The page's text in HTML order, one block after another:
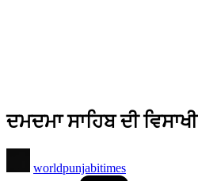
ਦਮਦਮਾ ਸਾਹਿਬ ਦੀ ਵਿਸਾਖੀ
worldpunjabitimes